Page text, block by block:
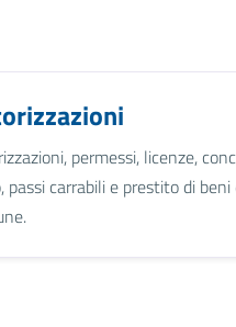
permessi, licenze,
passi carrabili e prestito di beni